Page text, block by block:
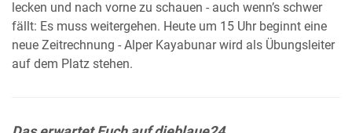
lecken und nach vorne zu schauen - auch wenn’s schwer
fällt: Es muss weitergehen. Heute um 15 Uhr beginnt eine
neue Zeitrechnung - Alper Kayabunar wird als Übungsleiter
auf dem Platz stehen.